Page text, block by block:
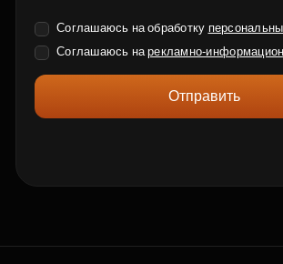
Соглашаюсь на обработку
Соглашаюсь нарекламно-
Отправить